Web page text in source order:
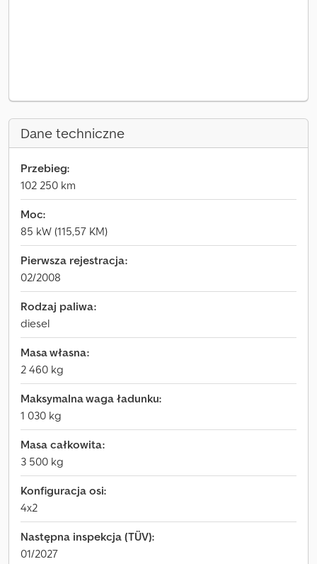
Dane techniczne
Przebieg:
102 250 km
Moc:
85 kW (115,57 KM)
Pierwsza rejestracja:
02/2008
Rodzaj paliwa:
diesel
Masa własna:
2 460 kg
Maksymalna waga ładunku:
1 030 kg
Masa całkowita:
3 500 kg
Konfiguracja osi:
4x2
Następna inspekcja (TÜV):
01/2027